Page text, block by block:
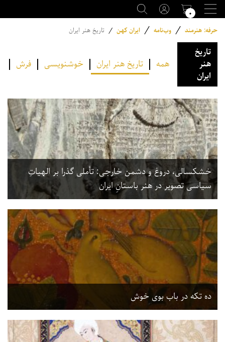
۰
حرفه: هنرمند / وب‌نامه / ایران کهن / تاریخ هنر ایران
تاریخ
هنر
ایران
همه تاریخ هنر ایران خوشنویسی فرش
خشکسالی، دروغ و دشمن خارجی: تأملی گذرا بر الهیاتِ
سیاسی تصویر در هنر باستانِ ایران
ده تکه در باب بوی خوش